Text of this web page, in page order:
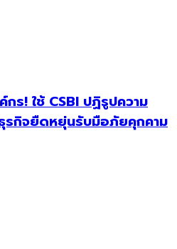
ร! ใช้ CSBI ปฏิรูปความ
รกิจยืดหยุ่นรับมือภัยคุกคาม